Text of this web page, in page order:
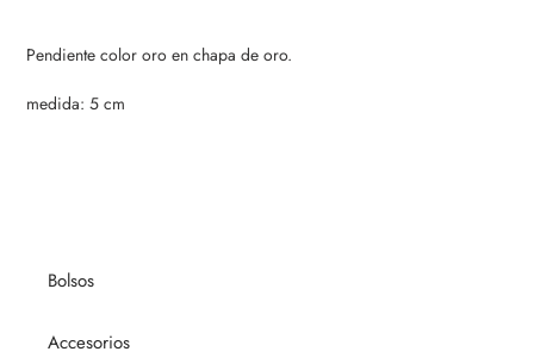
el
producto
Pendiente color oro en chapa de oro.
medida: 5 cm
Bolsos
Accesorios